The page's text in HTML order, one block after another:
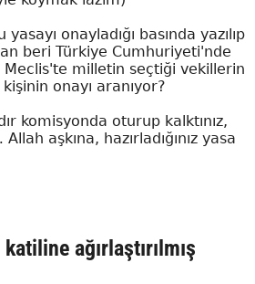
onayladığı basında yazılıp
beri Türkiye Cumhuriyeti'nde
Meclis'te milletin seçtiği vekillerin
onayı aranıyor?
komisyonda oturup kalktınız,
aşkına, hazırladığınız yasa
ağırlaştırılmış